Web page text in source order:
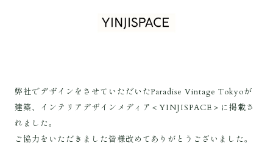
弊社でデザインをさせていただいたParadise Vintage Tokyoが
建築、インテリアデザインメディア＜YINJISPACE＞に掲載さ
れました。
ご協力をいただきました皆様改めてありがとうございました。